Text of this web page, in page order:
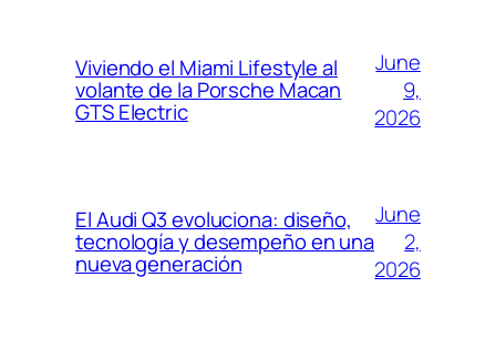
Viviendo el Miami Lifestyle al
volante de la Porsche Macan
GTS Electric
June
9,
2026
El Audi Q3 evoluciona: diseño,
tecnología y desempeño en una
nueva generación
June
2,
2026